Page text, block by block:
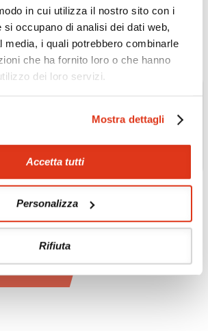
in cui utilizza il nostro sito con i
si occupano di analisi dei dati web,
media, i quali potrebbero combinarle
che ha fornito loro o che hanno
dei loro servizi.
Mostra dettagli
Accetta tutti
Personalizza
Rifiuta
Indian
e
dritto più